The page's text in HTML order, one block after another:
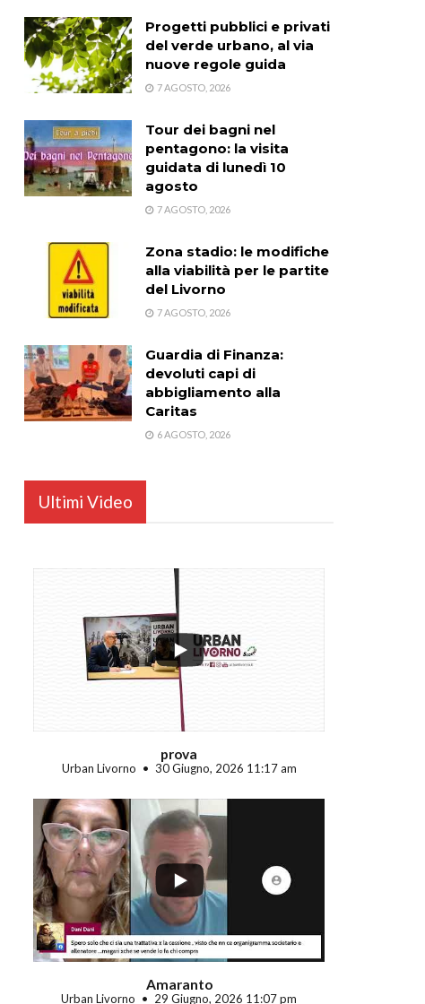
Progetti pubblici e privati
del verde urbano, al via
nuove regole guida
7 AGOSTO, 2026
Tour dei bagni nel
pentagono: la visita
guidata di lunedì 10
agosto
7 AGOSTO, 2026
Zona stadio: le modifiche
alla viabilità per le partite
del Livorno
7 AGOSTO, 2026
Guardia di Finanza:
devoluti capi di
abbigliamento alla
Caritas
6 AGOSTO, 2026
Ultimi Video
...
prova
Urban Livorno 30 Giugno, 2026 11:17 am
...
Amaranto
Urban Livorno 29 Giugno, 2026 11:07 pm